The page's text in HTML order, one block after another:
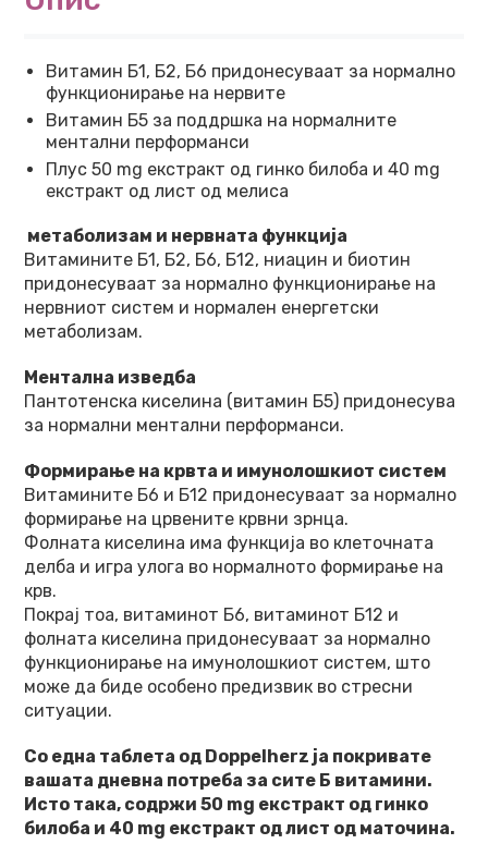
Витамин Б1, Б2, Б6 придонесуваат за нормално
функционирање на нервите
Витамин Б5 за поддршка на нормалните
ментални перформанси
Плус 50 mg екстракт од гинко билоба и 40 mg
екстракт од лист од мелиса
метаболизам и нервната функција
Витамините Б1, Б2, Б6, Б12, ниацин и биотин
придонесуваат за нормално функционирање на
нервниот систем и нормален енергетски
метаболизам.
Ментална изведба
Пантотенска киселина (витамин Б5) придонесува
за нормални ментални перформанси.
Формирање на крвта и имунолошкиот систем
Витамините Б6 и Б12 придонесуваат за нормално
формирање на црвените крвни зрнца.
Фолната киселина има функција во клеточната
делба и игра улога во нормалното формирање на
крв.
Покрај тоа, витаминот Б6, витаминот Б12 и
фолната киселина придонесуваат за нормално
функционирање на имунолошкиот систем, што
може да биде особено предизвик во стресни
ситуации.
Со една таблета од Doppelherz ја покривате
вашата дневна потреба за сите Б витамини.
Исто така, содржи 50 mg екстракт од гинко
билоба и 40 mg екстракт од лист од маточина.